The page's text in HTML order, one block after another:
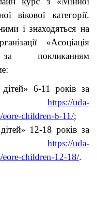
вікової категорії.
і знаходяться на
«Асоціація
покликанням
6-11 років за
https://uda-
children-6-11/;
12-18 років за
https://uda-
eore-children-12-18/.